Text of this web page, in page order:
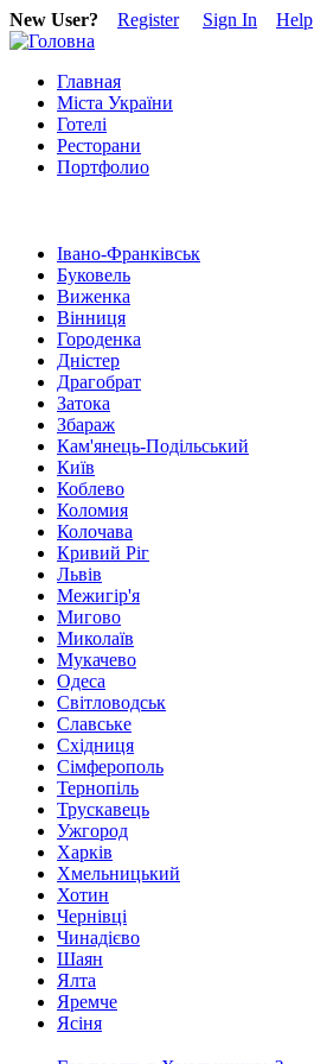
New User? Register Sign In Help
Главная
Міста України
Готелі
Ресторани
Портфолио
Івано-Франківськ
Буковель
Виженка
Вінниця
Городенка
Дністер
Драгобрат
Затока
Збараж
Кам'янець-Подільський
Київ
Коблево
Коломия
Колочава
Кривий Ріг
Львів
Межигір'я
Мигово
Миколаїв
Мукачево
Одеса
Світловодськ
Славське
Східниця
Сімферополь
Тернопіль
Трускавець
Ужгород
Харків
Хмельницький
Хотин
Чернівці
Чинадієво
Шаян
Ялта
Яремче
Ясіня